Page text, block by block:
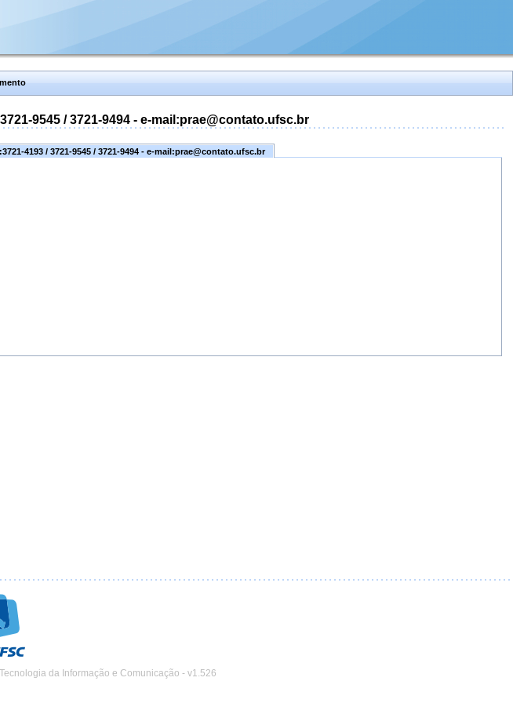
9545 / 3721-9494 - e-mail:prae@contato.ufsc.br
4193 / 3721-9545 / 3721-9494 - e-mail:prae@contato.ufsc.br
da Informação e Comunicação - v1.526